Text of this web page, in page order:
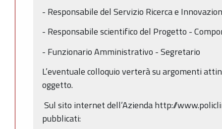
- Responsabile del Servizio Ricerca e
- Responsabile scientifico del Progetto -
- Funzionario Amministrativo - Segretario
L’eventuale colloquio verterà su argomenti
oggetto.
Sul sito internet dell’Azienda http://
pubblicati: